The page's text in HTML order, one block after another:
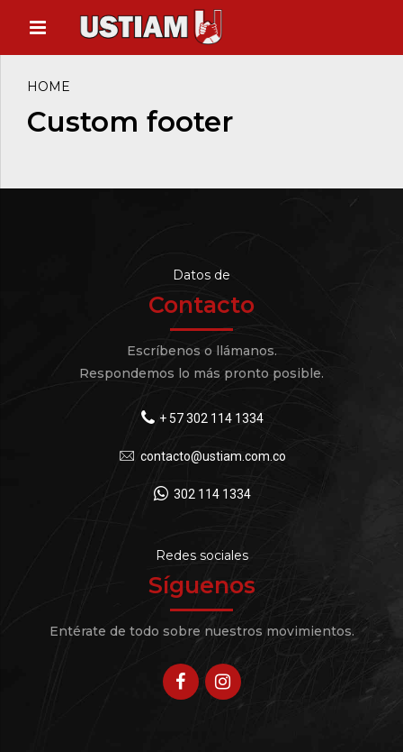
HOME
Custom footer
Datos de
Contacto
Escríbenos o llámanos.
Respondemos lo más pronto posible.
+ 57 302 114 1334
contacto@ustiam.com.co
302 114 1334
Redes sociales
Síguenos
Entérate de todo sobre nuestros movimientos.